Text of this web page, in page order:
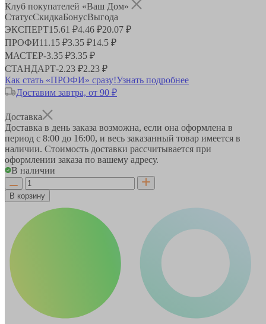
Клуб покупателей «Ваш Дом»
СтатусСкидкаБонусВыгода
ЭКСПЕРТ15.61 ₽4.46 ₽20.07 ₽
ПРОФИ11.15 ₽3.35 ₽14.5 ₽
МАСТЕР-3.35 ₽3.35 ₽
СТАНДАРТ-2.23 ₽2.23 ₽
Как стать «ПРОФИ» сразу!Узнать подробнее
Доставим завтра, от 90 ₽
Доставка
Доставка в день заказа возможна, если она оформлена в
период с 8:00 до 16:00, и весь заказанный товар имеется в
наличии. Стоимость доставки рассчитывается при
оформлении заказа по вашему адресу.
В наличии
В корзину